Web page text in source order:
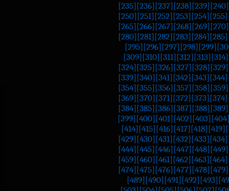
[235] [236] [237] [238] [239] [240]
[250] [251] [252] [253] [254] [255]
[265] [266] [267] [268] [269] [270]
[280] [281] [282] [283] [284] [285]
[295] [296] [297] [298] [299]
[309] [310] [311] [312] [313] [314]
[324] [325] [326] [327] [328] [329]
[339] [340] [341] [342] [343] [344]
[354] [355] [356] [357] [358] [359]
[369] [370] [371] [372] [373] [374]
[384] [385] [386] [387] [388] [389]
[399] [400] [401] [402] [403]
[414] [415] [416] [417] [418] [419]
[429] [430] [431] [432] [433] [434]
[444] [445] [446] [447] [448] [449]
[459] [460] [461] [462] [463] [464]
[474] [475] [476] [477] [478] [479]
[489] [490] [491] [492] [493]